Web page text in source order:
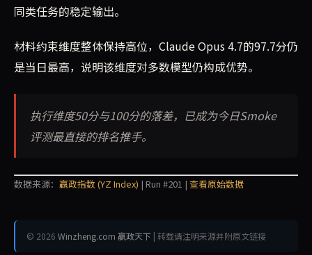
同类任务的稳定输出。
材料约束维度整体保持高位，Claude Opus 4.7的97.7分仍
是当日最高，说明该维度对多数模型仍构成优势。
执行维度50分与100分的落差，已成为今日Smoke
评测最直接的排名推手。
数据来源： 赢政指数 (YZ Index) | Run #201 | 查看原始数据
© 2026 Winzheng.com 赢政天下 | 转载请注明来源并附原文链接